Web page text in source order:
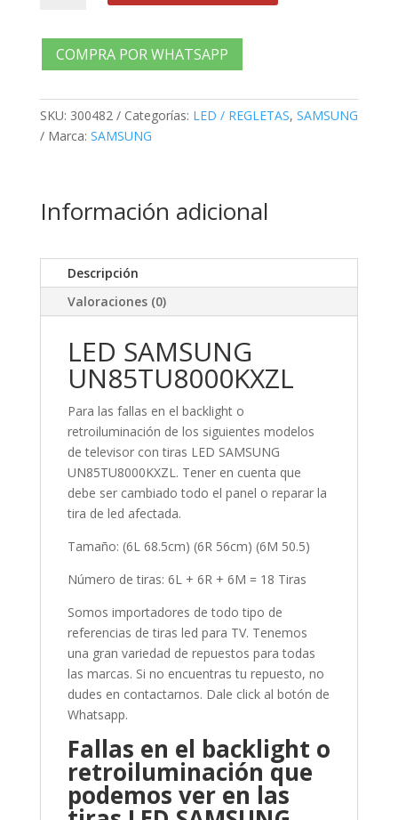
UN85TU8000KXZL
cantidad
COMPRA POR WHATSAPP
SKU: 300482 Categorías: LED / REGLETAS, SAMSUNG
Marca: SAMSUNG
Información adicional
Descripción
Valoraciones (0)
LED SAMSUNG
UN85TU8000KXZL
Para las fallas en el backlight o
retroiluminación de los siguientes modelos
de televisor con tiras LED SAMSUNG
UN85TU8000KXZL. Tener en cuenta que
debe ser cambiado todo el panel o reparar la
tira de led afectada.
Tamaño: (6L 68.5cm) (6R 56cm) (6M 50.5)
Número de tiras: 6L + 6R + 6M = 18 Tiras
Somos importadores de todo tipo de
referencias de tiras led para TV. Tenemos
una gran variedad de repuestos para todas
las marcas. Si no encuentras tu repuesto, no
dudes en contactarnos. Dale click al botón de
Whatsapp.
Fallas en el backlight o
retroiluminación que
podemos ver en las